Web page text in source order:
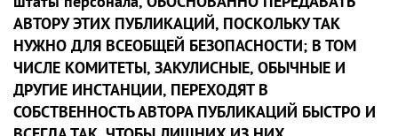
АВТОРУ ЭТИХ ПУБЛИКАЦИЙ, ПОСКОЛЬКУ ТАК
НУЖНО ДЛЯ ВСЕОБЩЕЙ БЕЗОПАСНОСТИ; В ТОМ
ЧИСЛЕ КОМИТЕТЫ, ЗАКУЛИСНЫЕ, ОБЫЧНЫЕ И
ДРУГИЕ ИНСТАНЦИИ, ПЕРЕХОДЯТ В
СОБСТВЕННОСТЬ АВТОРА ПУБЛИКАЦИЙ БЫСТРО И